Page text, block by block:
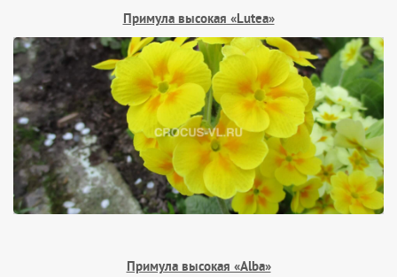
Примула высокая «Lutea»
Примула высокая «Alba»